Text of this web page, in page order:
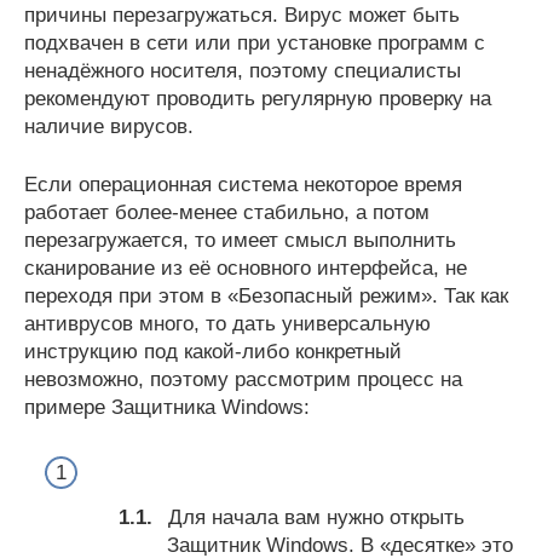
причины перезагружаться. Вирус может быть
подхвачен в сети или при установке программ с
ненадёжного носителя, поэтому специалисты
рекомендуют проводить регулярную проверку на
наличие вирусов.
Если операционная система некоторое время
работает более-менее стабильно, а потом
перезагружается, то имеет смысл выполнить
сканирование из её основного интерфейса, не
переходя при этом в «Безопасный режим». Так как
антиврусов много, то дать универсальную
инструкцию под какой-либо конкретный
невозможно, поэтому рассмотрим процесс на
примере Защитника Windows:
Для начала вам нужно открыть
Защитник Windows. В «десятке» это